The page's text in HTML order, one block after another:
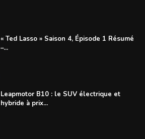
« Ted Lasso » Saison 4, Épisode 1 Résumé
–...
Leapmotor B10 : le SUV électrique et
hybride à prix...